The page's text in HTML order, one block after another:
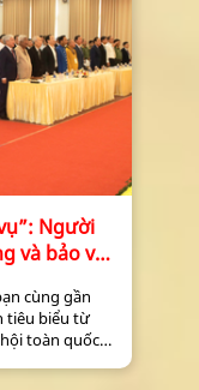
Người
và bảo vệ
cùng gần
tiêu biểu từ
toàn quốc